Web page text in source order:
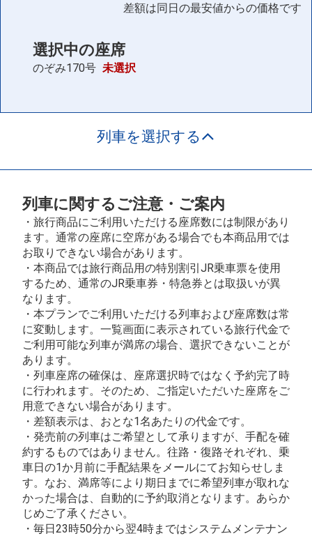
差額は同日の最安値からの価格です
選択中の座席
のぞみ170号 未選択
列車を選択する
列車に関するご注意・ご案内
・旅行商品にご利用いただける座席数には制限があり
ます。通常の座席に空席がある場合でも本商品用では
お取りできない場合があります。
・本商品では旅行商品用の特別割引JR乗車票を使用
するため、通常のJR乗車券・特急券とは取扱いが異
なります。
・本プランでご利用いただける列車および座席数は常
に変動します。一覧画面に表示されている旅行代金で
ご利用可能な列車が満席の場合、選択できないことが
あります。
・列車座席の確保は、座席選択時ではなく予約完了時
に行われます。そのため、ご指定いただいた座席をご
用意できない場合があります。
・差額表示は、おとな1名あたりの代金です。
・発売前の列車はご希望として承りますが、手配を確
約するものではありません。往路・復路それぞれ、乗
車日の1か月前に手配結果をメールにてお知らせしま
す。なお、満席等により期日までに希望列車が取れな
かった場合は、自動的に予約取消となります。あらか
じめご了承ください。
・毎日23時50分から翌4時まではシステムメンテナン